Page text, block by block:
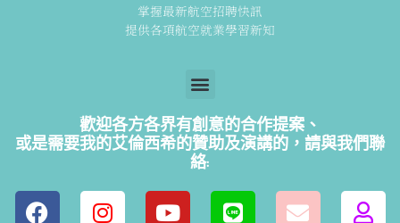
掌握最新航空招聘快訊
提供各項航空就業學習新知
歡迎各方各界有創意的合作提案、
或是需要我的艾倫西希的贊助及演講的，請與我們聯
絡: